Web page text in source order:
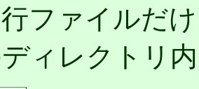
ファイルだ
ィレクトリ